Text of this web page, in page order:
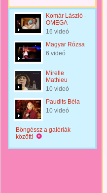
Komár László -
OMEGA
16 videó
Magyar Rózsa
6 videó
Mirelle
Mathieu
10 videó
Paudits Béla
10 videó
Böngéssz a galériák
között!